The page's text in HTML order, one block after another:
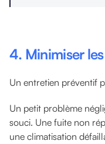
4. Minimiser
Un entretien préventif
Un petit problème
souci. Une fuite non
une climatisation